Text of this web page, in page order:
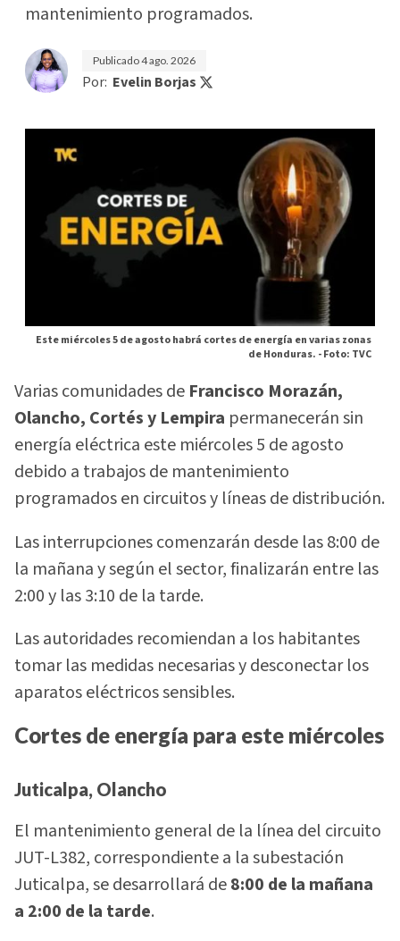
mantenimiento programados.
Publicado4 ago. 2026
Por: Evelin Borjas
Este miércoles 5 de agosto habrá cortes de energía en varias zonas
de Honduras. -Foto: TVC
Varias comunidades de Francisco Morazán,
Olancho, Cortés y Lempira permanecerán sin
energía eléctrica este miércoles 5 de agosto
debido a trabajos de mantenimiento
programados en circuitos y líneas de distribución.
Las interrupciones comenzarán desde las 8:00 de
la mañana y según el sector, finalizarán entre las
2:00 y las 3:10 de la tarde.
Las autoridades recomiendan a los habitantes
tomar las medidas necesarias y desconectar los
aparatos eléctricos sensibles.
Cortes de energía para este miércoles
Juticalpa, Olancho
El mantenimiento general de la línea del circuito
JUT-L382, correspondiente a la subestación
Juticalpa, se desarrollará de8:00 de la mañana
a 2:00 de la tarde.